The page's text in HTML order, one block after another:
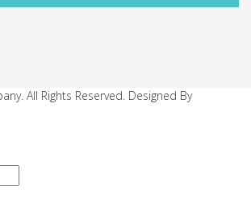
All Rights Reserved. Designed By